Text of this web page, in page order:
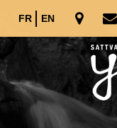
FR EN